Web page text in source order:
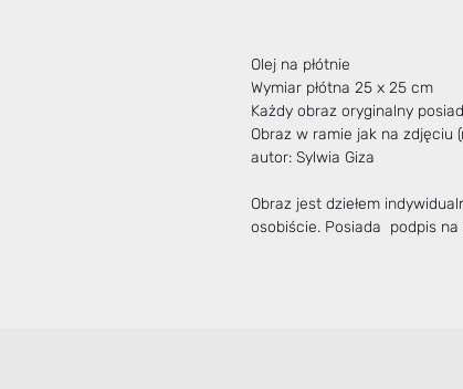
Olej na płótnie
Wymiar płótna 25 x 25 cm
Każdy obraz oryginalny
Obraz w ramie jak na zdjęciu
autor: Sylwia Giza
Obraz jest dziełem
osobiście. Posiada podpis